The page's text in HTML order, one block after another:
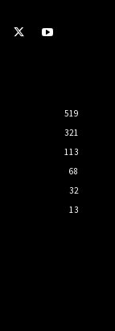
519
321
113
68
32
13